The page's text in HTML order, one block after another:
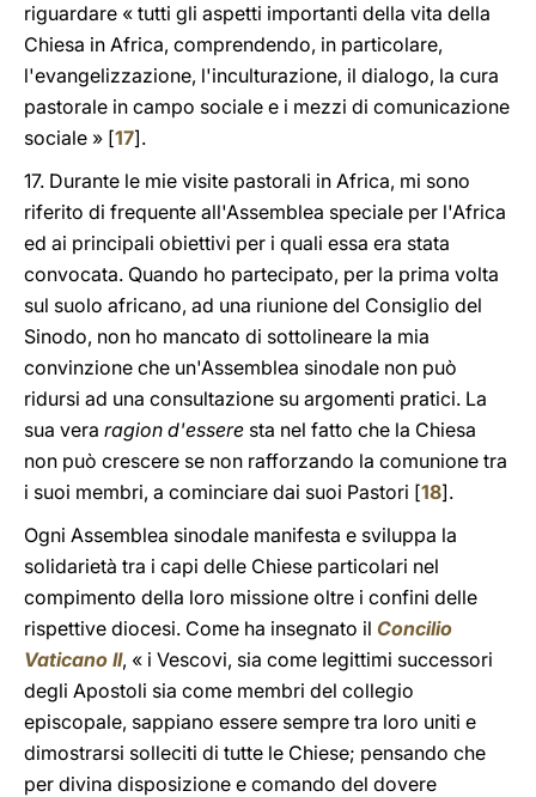
riguardare « tutti gli aspetti importanti della vita della
Chiesa in Africa, comprendendo, in particolare,
l'evangelizzazione, l'inculturazione, il dialogo, la cura
pastorale in campo sociale e i mezzi di comunicazione
sociale » [17].
17. Durante le mie visite pastorali in Africa, mi sono
riferito di frequente all'Assemblea speciale per l'Africa
ed ai principali obiettivi per i quali essa era stata
convocata. Quando ho partecipato, per la prima volta
sul suolo africano, ad una riunione del Consiglio del
Sinodo, non ho mancato di sottolineare la mia
convinzione che un'Assemblea sinodale non può
ridursi ad una consultazione su argomenti pratici. La
sua vera ragion d'essere sta nel fatto che la Chiesa
non può crescere se non rafforzando la comunione tra
i suoi membri, a cominciare dai suoi Pastori [18].
Ogni Assemblea sinodale manifesta e sviluppa la
solidarietà tra i capi delle Chiese particolari nel
compimento della loro missione oltre i confini delle
rispettive diocesi. Come ha insegnato il Concilio
Vaticano II, « i Vescovi, sia come legittimi successori
degli Apostoli sia come membri del collegio
episcopale, sappiano essere sempre tra loro uniti e
dimostrarsi solleciti di tutte le Chiese; pensando che
per divina disposizione e comando del dovere